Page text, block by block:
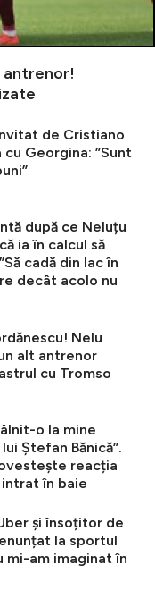
antrenor!
de Cristiano
Georgina: ”Sunt
după ce Neluțu
ia în calcul să
cadă din lac în
decât acolo nu
Nelu
alt antrenor
cu Tromso
o la mine
Ștefan Bănică”.
reacția
intrat în baie
și însoțitor de
la sportul
mi-am imaginat în